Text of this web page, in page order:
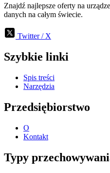
Znajdź najlepsze oferty na
danych na całym świecie.
Twitter / X
Szybkie linki
Spis treści
Narzędzia
Przedsiębiorstwo
O
Kontakt
Typy